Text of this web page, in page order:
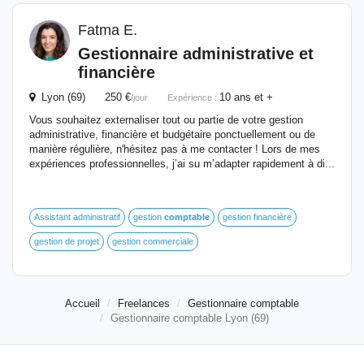
Fatma E.
Gestionnaire administrative et
financière
Lyon (69) 250 €/jour Expérience : 10 ans et +
Vous souhaitez externaliser tout ou partie de votre gestion
administrative, financière et budgétaire ponctuellement ou de
manière régulière, n'hésitez pas à me contacter ! Lors de mes
expériences professionnelles, j’ai su m’adapter rapidement à di...
Assistant administratif gestion comptable gestion financière
gestion de projet gestion commerciale
Accueil Freelances
Gestionnaire comptable
Gestionnaire comptable Lyon (69)